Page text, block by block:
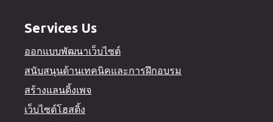
Services Us
ออกแบบพัฒนาเว็บไซต์
สนับสนุนด้านเทคนิคและการฝึกอบรม
สร้างแลนดิ้งเพจ
เว็บไซต์โฮสติ้ง